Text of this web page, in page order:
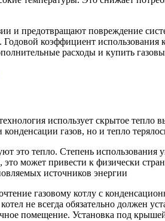
и предотвращают повреждение
Годовой коэффициент
расходы и купить
использует скрытое
газов, но и тепло
это тепло. Степень
это может привести к физически
источников энергии
газовому котлу с
не всегда обязательно должен
помещение. Установка под